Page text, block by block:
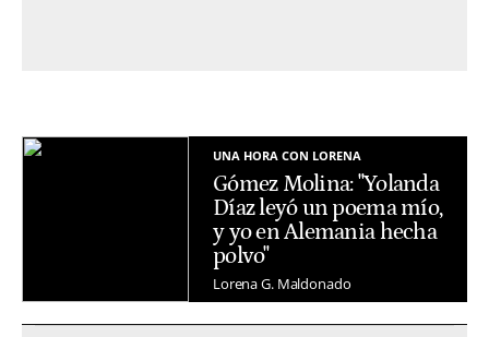
UNA HORA CON LORENA
Gómez Molina: "Yolanda
Díaz leyó un poema mío,
y yo en Alemania hecha
polvo"
Lorena G. Maldonado